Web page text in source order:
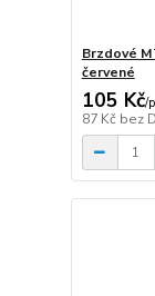
Brzdové
červené
105 Kč/
87 Kč bez